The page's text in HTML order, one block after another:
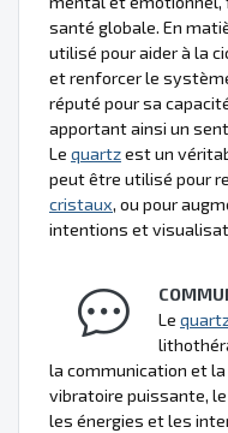
santé globale. En
utilisé pour aider à la
et renforcer le
réputé pour sa
apportant ainsi un
Le quartzest un
peut être utilisé pour
cristaux, ou pour
intentions et
Le
la communication et
vibratoire puissante, le
les énergies et les